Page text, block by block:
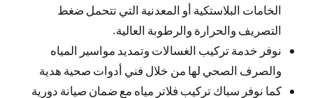
الخامات البلاستكية أو المعدنية التي تتحمل ضغط
التصريف والحرارة والرطوبة العالية.
نوفر خدمة تركيب الغسالات وتمديد مواسير المياه
والصرف الصحي لها من خلال فني أدوات صحية هدية
كما نوفر سباك تركيب فلاتر مياه مع ضمان صيانة دورية